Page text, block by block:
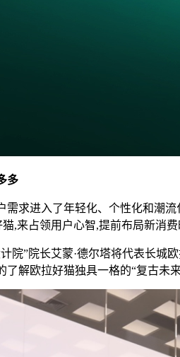
多
进入了年轻化、个性化和潮流
,来占领用户心智,提前布局新消费
”院长艾蒙·德尔塔将代表长城
解欧拉好猫独具一格的“复古未来